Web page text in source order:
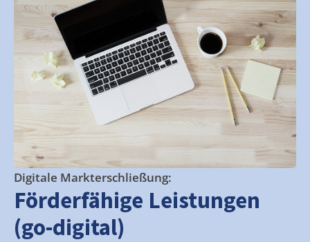
Digitale Markterschließung:
Förderfähige Leistungen
(go-digital)